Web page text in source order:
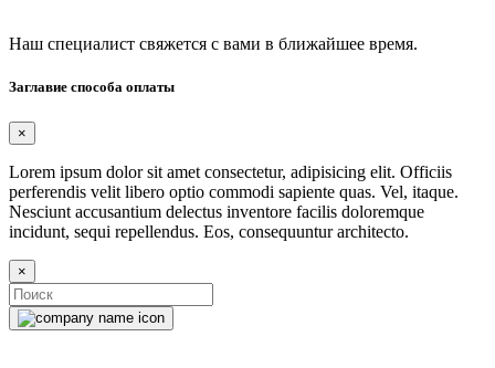
Наш специалист свяжется с вами в ближайшее время.
Заглавие способа оплаты
×
Lorem ipsum dolor sit amet consectetur, adipisicing elit. Officiis
perferendis velit libero optio commodi sapiente quas. Vel, itaque.
Nesciunt accusantium delectus inventore facilis doloremque
incidunt, sequi repellendus. Eos, consequuntur architecto.
×